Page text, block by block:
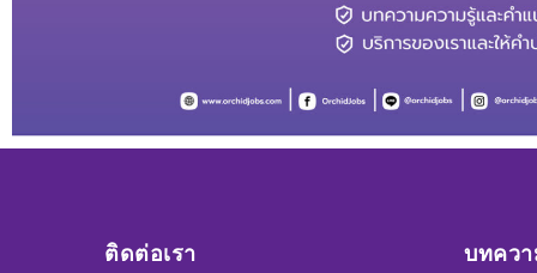
ติดต่อเรา บทคว